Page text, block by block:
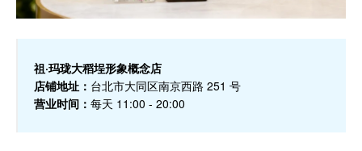
祖·玛珑大稻埕形象概念店
店铺地址： 台北市大同区南京西路 251 号
营业时间： 每天 11:00 - 20:00